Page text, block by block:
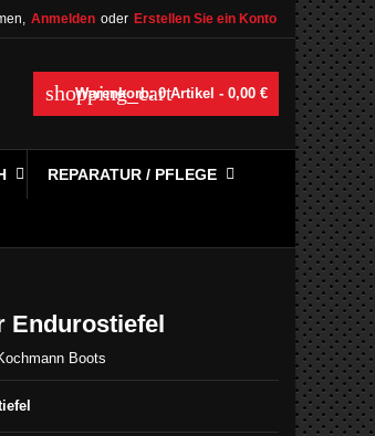
Anmelden oder Erstellen Sie ein Konto
shopping_cart
Warenkorb: 0Artikel - 0,00 €
REPARATUR / PFLEGE
Endurostiefel
Boots